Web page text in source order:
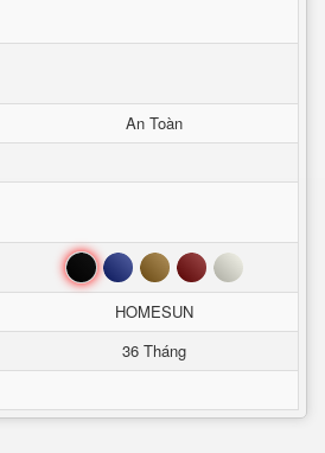
An Toàn
Đen Xanh Nâu Đỏ Trắng
HOMESUN
36 Tháng